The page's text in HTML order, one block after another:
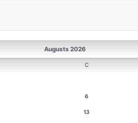
Augusts 2026
C
6
13